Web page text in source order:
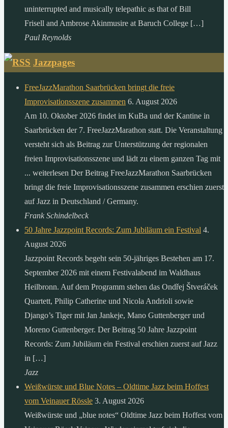
uninterrupted and musically telepathic as that of Bill
Frisell and Ambrose Akinmusire at Baruch College […]
Paul Reynolds
Jazzpages
FreeJazzMarathon Saarbrücken bringt die freie
Improvisationsszene zusammen 6. August 2026
Am 10. Oktober 2026 findet im KuBa und der Kantine in
Saarbrücken der 7. FreeJazzMarathon statt. Die Veranstaltung
versteht sich als Beitrag zur Unterstützung der regionalen
freien Improvisationsszene und lädt zu einem ganzen Tag mit
... weiterlesen Der Beitrag FreeJazzMarathon Saarbrücken
bringt die freie Improvisationsszene zusammen erschien zuerst
auf Jazz in Deutschland / Germany.
Frank Schindelbeck
50 Jahre Jazzpoint Records: Zum Jubiläum ein Festival 4.
August 2026
Jazzpoint Records begeht sein 50-jähriges Bestehen am 17.
September 2026 mit einem Festivalabend im Waldhaus
Heilbronn. Auf dem Programm stehen das Ondřej Štveráček
Quartett, Philip Catherine und Nicola Andrioli sowie
Django’s Tiger mit Jan Jankeje, Mano Guttenberger und
Moreno Guttenberger. Der Beitrag 50 Jahre Jazzpoint
Records: Zum Jubiläum ein Festival erschien zuerst auf Jazz
in […]
Jazz
Weißwürste und Blue Notes – Oldtime Jazz beim Hoffest
vom Veinauer Rössle 3. August 2026
Weißwürste und „blue notes“ Oldtime Jazz beim Hoffest vom